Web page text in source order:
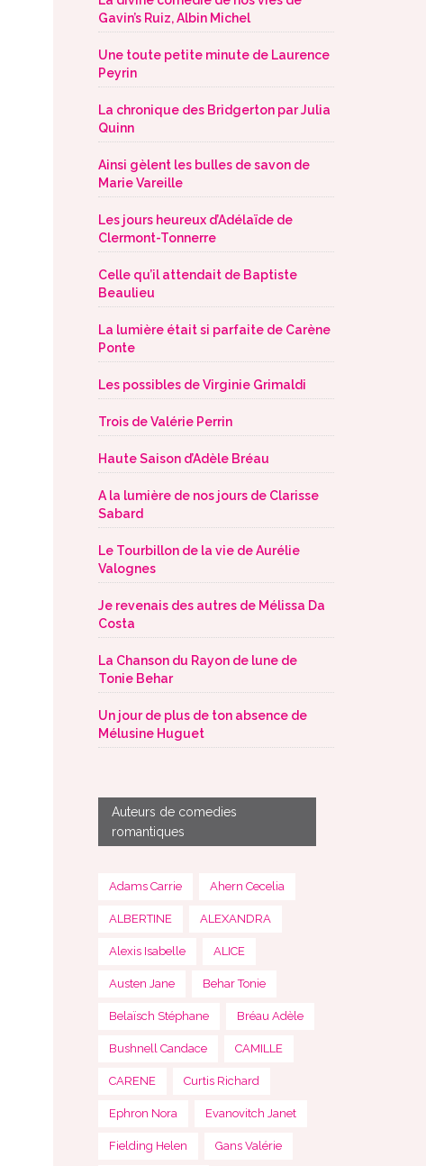
Gavin’s Ruiz, Albin Michel
Une toute petite minute de Laurence
Peyrin
La chronique des Bridgerton par Julia
Quinn
Ainsi gèlent les bulles de savon de
Marie Vareille
Les jours heureux d’Adélaïde de
Clermont-Tonnerre
Celle qu’il attendait de Baptiste
Beaulieu
La lumière était si parfaite de Carène
Ponte
Les possibles de Virginie Grimaldi
Trois de Valérie Perrin
Haute Saison d’Adèle Bréau
A la lumière de nos jours de Clarisse
Sabard
Le Tourbillon de la vie de Aurélie
Valognes
Je revenais des autres de Mélissa Da
Costa
La Chanson du Rayon de lune de
Tonie Behar
Un jour de plus de ton absence de
Mélusine Huguet
Auteurs de comedies
romantiques
Adams Carrie Ahern Cecelia
ALBERTINE ALEXANDRA
Alexis Isabelle ALICE
Austen Jane Behar Tonie
Belaïsch Stéphane Bréau Adèle
Bushnell Candace CAMILLE
CARENE Curtis Richard
Ephron Nora Evanovitch Janet
Fielding Helen Gans Valérie